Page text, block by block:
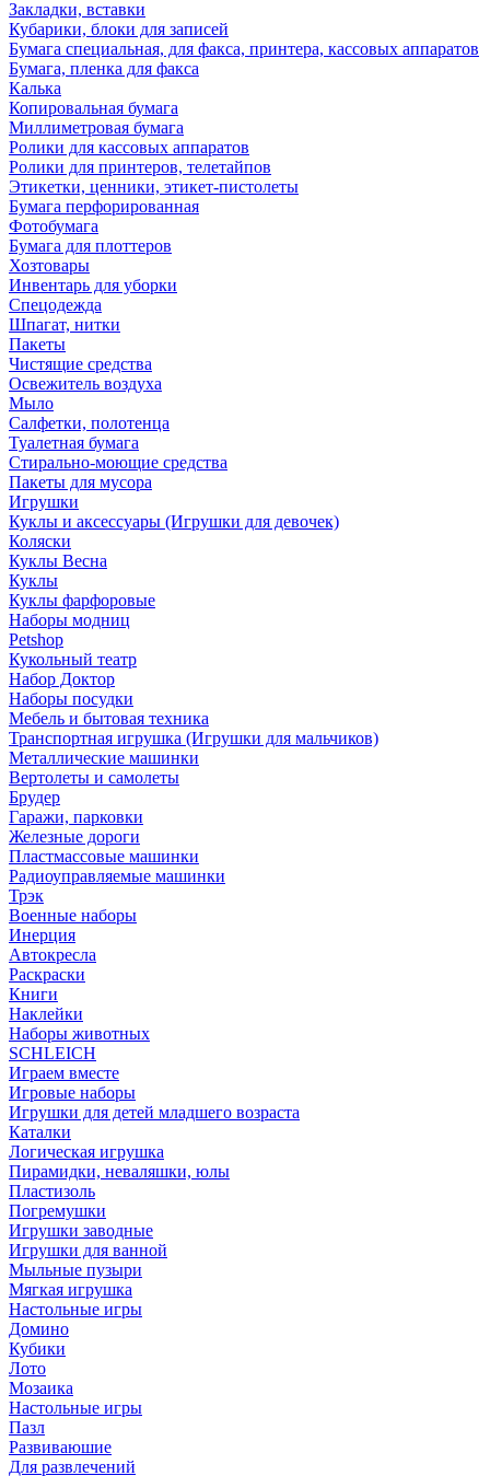
Закладки, вставки
Кубарики, блоки для записей
Бумага специальная, для факса, принтера, кассовых аппаратов
Бумага, пленка для факса
Калька
Копировальная бумага
Миллиметровая бумага
Ролики для кассовых аппаратов
Ролики для принтеров, телетайпов
Этикетки, ценники, этикет-пистолеты
Бумага перфорированная
Фотобумага
Бумага для плоттеров
Хозтовары
Инвентарь для уборки
Спецодежда
Шпагат, нитки
Пакеты
Чистящие средства
Освежитель воздуха
Мыло
Салфетки, полотенца
Туалетная бумага
Стирально-моющие средства
Пакеты для мусора
Игрушки
Куклы и аксессуары (Игрушки для девочек)
Коляски
Куклы Весна
Куклы
Куклы фарфоровые
Наборы модниц
Petshop
Кукольный театр
Набор Доктор
Наборы посудки
Мебель и бытовая техника
Транспортная игрушка (Игрушки для мальчиков)
Металлические машинки
Вертолеты и самолеты
Брудер
Гаражи, парковки
Железные дороги
Пластмассовые машинки
Радиоуправляемые машинки
Трэк
Военные наборы
Инерция
Автокресла
Раскраски
Книги
Наклейки
Наборы животных
SCHLEICH
Играем вместе
Игровые наборы
Игрушки для детей младшего возраста
Каталки
Логическая игрушка
Пирамидки, неваляшки, юлы
Пластизоль
Погремушки
Игрушки заводные
Игрушки для ванной
Мыльные пузыри
Мягкая игрушка
Настольные игры
Домино
Кубики
Лото
Мозаика
Настольные игры
Пазл
Развиваюшие
Для развлечений